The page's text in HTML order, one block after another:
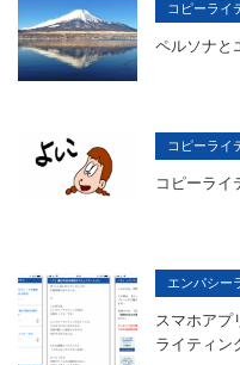
コピーライ
ペルソナと
コピーライ
コピーライ
エンパシー
スマホアプ
ライティン